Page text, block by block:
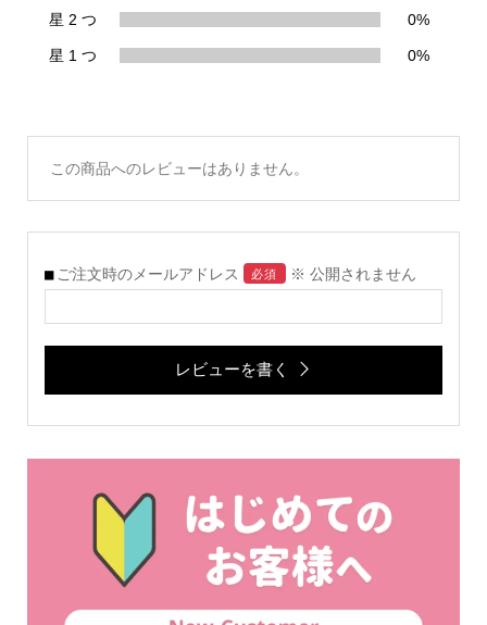
星 2 つ 0%
星 1 つ 0%
この商品へのレビューはありません。
ご注文時のメールアドレス 必須 ※ 公開されません
レビューを書く